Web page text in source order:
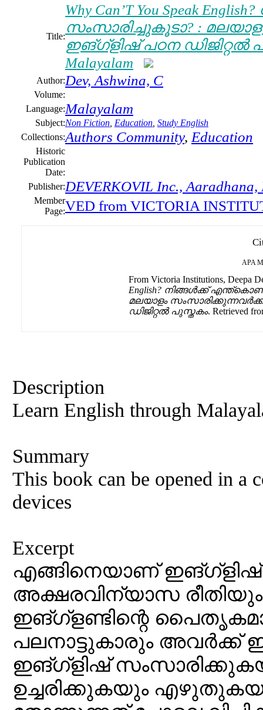
Title:
Why Can’T You Speak
സംസാരിച്ചുകൂടാ? :
ഇങ്ഗ്ളിഷ് പഠന ഡിജിറ്റൽ
Malayalam
Author:Dev, Ashwina, C
Volume:
Language:Malayalam
Subject:Non Fiction Education Study English
Collections:Authors Community, Education
Historic
Publication
Date:
Publisher:DEVERKOVIL Inc.,
Member
Page:VED from VICTORIA
APA
From Victoria Institutions, Deepa
English? നിങ്ങൾക്ക്
മലയാളം
ഡിജിറ്റൽ പുസ്തകം. Retrieved
Description
Learn English through
Summary
This book can be opened in a
devices
Excerpt
എങ്ങിനെയാണ് ഇങ്ഗ്ളിഷ്
അക്ഷരവിന്യാസ
ഇങ്ഗ്ളണ്ടിന്റെ
പലനാട്ടുകാരും അവർക്ക്
ഇങ്ഗ്ളിഷ്
ഉച്ചരിക്കുകയും